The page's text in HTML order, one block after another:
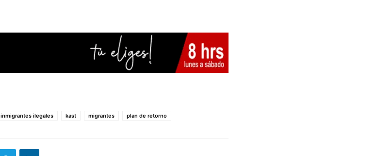
inmigrantes ilegales kast migrantes plan de retorno